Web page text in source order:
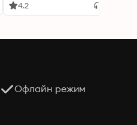
4.2
Офлайн режим